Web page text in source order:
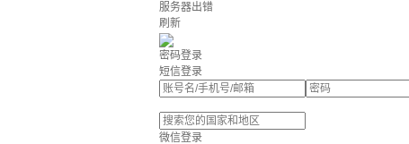
服务器出错
刷新
密码登录
短信登录
微信登录